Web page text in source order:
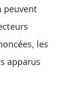
peuvent
les
apparus